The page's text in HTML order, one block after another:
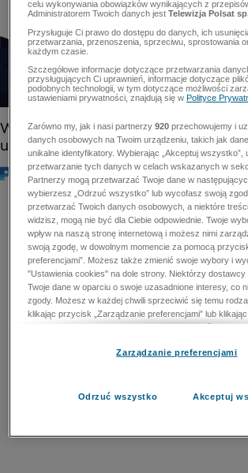
celu wykonywania obowiązków wynikających z
Administratorem Twoich danych jestTelewizja Polsat
Przysługuje Ci prawo do dostępu do danych, ich
przetwarzania, przenoszenia, sprzeciwu, sprostowania
każdym czasie.
Szczegółowe informacje dotyczące przetwarzania
przysługujących Ci uprawnień, informacje dotyczące
podobnych technologii, w tym dotyczące możliwości
ustawieniami prywatności, znajdują się wPolityce
Zarówno my, jak i nasi partnerzy920 przechowujemy i
danych osobowych na Twoim urządzeniu, takich jak
unikalne identyfikatory. Wybierając „Akceptuj wszystko”,
przetwarzanie tych danych w celach wskazanych w
Partnerzy mogą przetwarzać Twoje dane w
wybierzesz „Odrzuć wszystko” lub wycofasz swoją
przetwarzać Twoich danych osobowych, a niektóre
widzisz, mogą nie być dla Ciebie odpowiednie. Twoje
wpływ na naszą stronę internetową i możesz nimi
swoją zgodę, w dowolnym momencie za pomocą
preferencjami”. Możesz także zmienić swoje wybory i
"Ustawienia cookies" na dole strony. Niektórzy
Twoje dane w oparciu o swoje uzasadnione interesy, co
zgody. Możesz w każdej chwili sprzeciwić się temu
klikając przycisk „Zarządzanie preferencjami” lub
cookies" na dole strony. Nie możesz sprzeciwić się
zapobiegania oszustwom i naprawiania błędów, a w tym
przetwarzaniu danych osobowych w celu dostarczania i
Zarządzanie preferencjami
Odrzuć wszystko Akceptuj